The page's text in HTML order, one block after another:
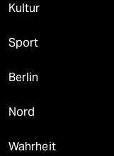
Kultur
Sport
Berlin
Nord
Wahrheit